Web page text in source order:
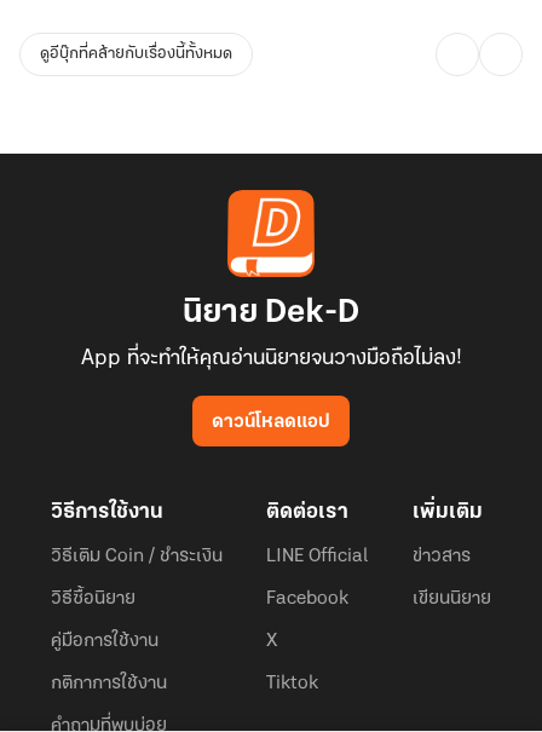
ดูอีบุ๊กที่คล้ายกับเรื่องนี้ทั้งหมด
นิยาย Dek-D
App ที่จะทำให้คุณอ่านนิยายจนวางมือถือไม่ลง!
ดาวน์โหลดแอป
วิธีการใช้งาน
วิธีเติม Coin / ชำระเงิน
วิธีซื้อนิยาย
คู่มือการใช้งาน
กติกาการใช้งาน
คำถามที่พบบ่อย
ติดต่อเรา
LINE Official
Facebook
X
Tiktok
เพิ่มเติม
ข่าวสาร
เขียนนิยาย